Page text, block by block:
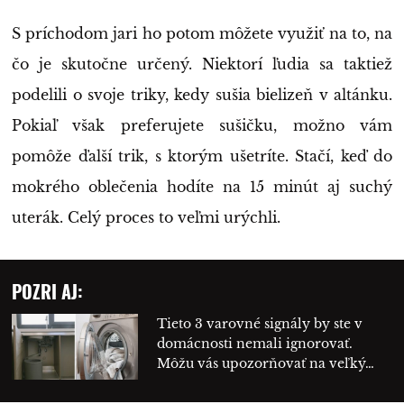
S príchodom jari ho potom môžete využiť na to, na
čo je skutočne určený. Niektorí ľudia sa taktiež
podelili o svoje triky, kedy sušia bielizeň v altánku.
Pokiaľ však preferujete sušičku, možno vám
pomôže ďalší trik, s ktorým ušetríte. Stačí, keď do
mokrého oblečenia hodíte na 15 minút aj suchý
uterák. Celý proces to veľmi urýchli.
POZRI AJ:
Tieto 3 varovné signály by ste v
domácnosti nemali ignorovať.
Môžu vás upozorňovať na veľký…